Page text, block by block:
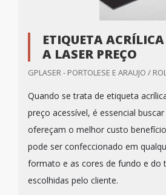
ETIQUETA
A LASER PREÇO
GPLASER - PORTOLESE E ARAUJO /
Quando se trata de etiqueta
preço acessível, é essencial
ofereçam o melhor custo
pode ser confeccionado em
formato e as cores de fundo e do
escolhidas pelo cliente.